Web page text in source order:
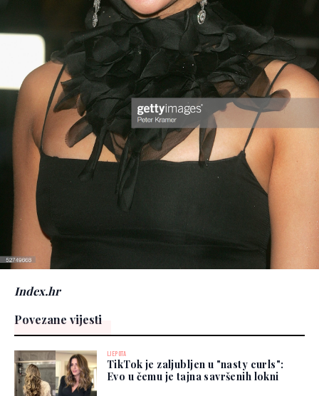
Index.hr
Povezane vijesti
LJEPOTA
TikTok je zaljubljen u "nasty curls":
Evo u čemu je tajna savršenih lokni